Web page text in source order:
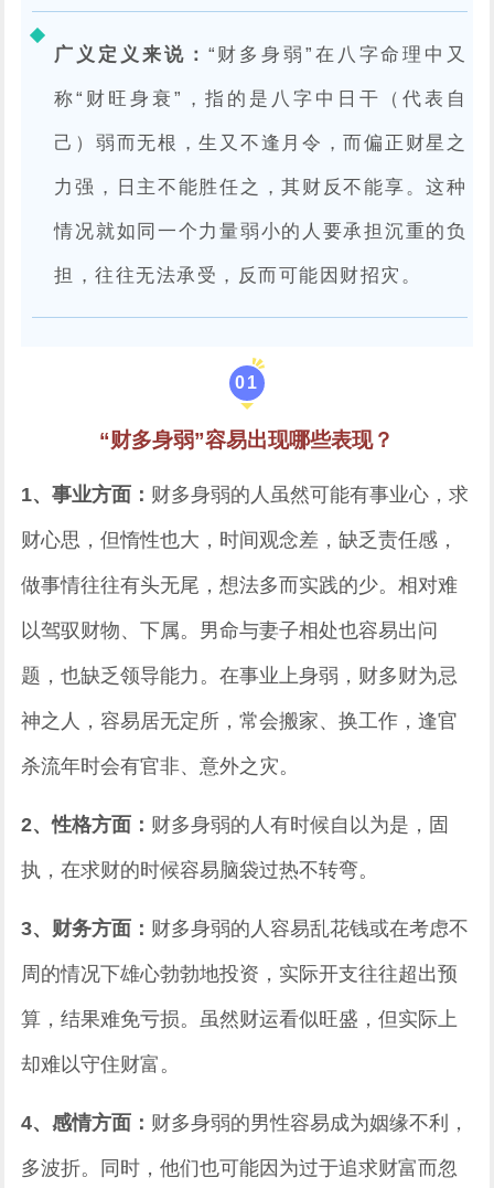
广义定义来说： “财多身弱”在八字命理中又
称“财旺身衰”，指的是八字中日干（代表自
己）弱而无根，生又不逢月令，而偏正财星之
力强，日主不能胜任之，其财反不能享。这种
情况就如同一个力量弱小的人要承担沉重的负
担，往往无法承受，反而可能因财招灾。
01
“财多身弱”容易出现哪些表现？
1、事业方面： 财多身弱的人虽然可能有事业心，求
财心思，但惰性也大，时间观念差，缺乏责任感，
做事情往往有头无尾，想法多而实践的少。相对难
以驾驭财物、下属。男命与妻子相处也容易出问
题，也缺乏领导能力。在事业上身弱，财多财为忌
神之人，容易居无定所，常会搬家、换工作，逢官
杀流年时会有官非、意外之灾。
2、性格方面： 财多身弱的人有时候自以为是，固
执，在求财的时候容易脑袋过热不转弯。
3、财务方面： 财多身弱的人容易乱花钱或在考虑不
周的情况下雄心勃勃地投资，实际开支往往超出预
算，结果难免亏损。虽然财运看似旺盛，但实际上
却难以守住财富。
4、感情方面： 财多身弱的男性容易成为姻缘不利，
多波折。同时，他们也可能因为过于追求财富而忽